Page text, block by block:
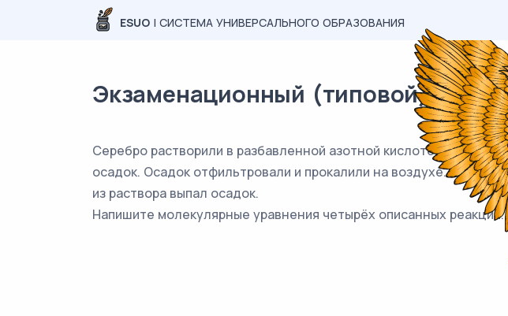
ESUO | СИСТЕМА УНИВЕРСАЛЬНОГО ОБРАЗОВАНИЯ
Экзаменационный (типовой)
Серебро растворили в разбавленной азотной кислоте. Через
осадок. Осадок отфильтровали и прокалили на воздухе. Газ,
из раствора выпал осадок.
Напишите молекулярные уравнения четырёх описанных реакций.